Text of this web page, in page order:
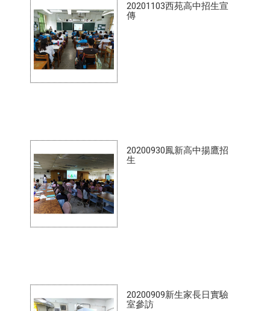
20201103西苑高中招生宣
傳
20200930鳳新高中揚鷹招
生
20200909新生家長日實驗
室參訪